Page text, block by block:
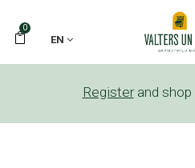
0
EN
Register and shop